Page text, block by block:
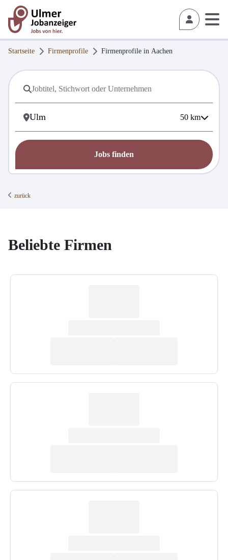
Startseite Firmenprofile Firmenprofile in Aachen
50 km
Jobs finden
zurück
Beliebte Firmen